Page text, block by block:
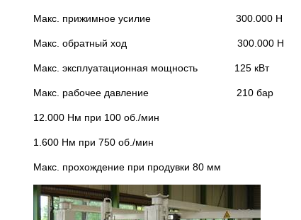
Макс. прижимное усилие 300.000 Н
Макс. обратный ход 300.000 Н
Макс. эксплуатационная мощность 125 кВт
Макс. рабочее давление 210 бар
12.000 Нм при 100 об./мин
1.600 Нм при 750 об./мин
Макс. прохождение при продувки 80 мм